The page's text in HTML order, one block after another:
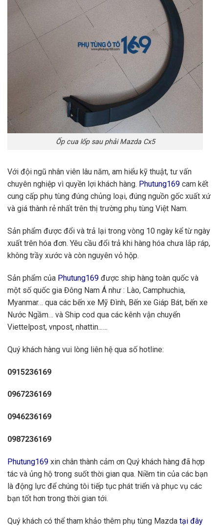
Ốp cua lốp sau phải Mazda Cx5
Với đội ngũ nhân viên lâu năm, am hiểu kỹ thuật, tư vấn
chuyên nghiệp vì quyền lợi khách hàng. Phutung169 cam kết
cung cấp phụ tùng đúng chủng loại, đúng nguồn gốc xuất xứ
và giá thành rẻ nhất trên thị trường phụ tùng Việt Nam.
Sản phẩm được đổi và trả lại trong vòng 10 ngày kể từ ngày
xuất trên hóa đơn. Yêu cầu đổi trả khi hàng hóa chưa lắp ráp,
không trầy xước và còn nguyên vỏ hộp.
Sản phẩm của Phutung169 được ship hàng toàn quốc và
một số quốc gia Đông Nam Á như : Lào, Camphuchia,
Myanmar… qua các bến xe Mỹ Đình, Bến xe Giáp Bát, bến xe
Nước Ngầm… và Ship cod qua các kênh vận chuyển
Viettelpost, vnpost, nhattin..….
Quý khách hàng vui lòng liên hệ qua số hotline:
0915236169
0967236169
0946236169
0987236169
Phutung169 xin chân thành cảm ơn Quý khách hàng đã hợp
tác và ủng hộ trong suốt thời gian qua. Niềm tin của các bạn
là động lực để chúng tôi tiếp tục phát triển và phục vụ các
bạn tốt hơn trong thời gian tới.
Quý khách có thể tham khảo thêm phụ tùng Mazda tại đây